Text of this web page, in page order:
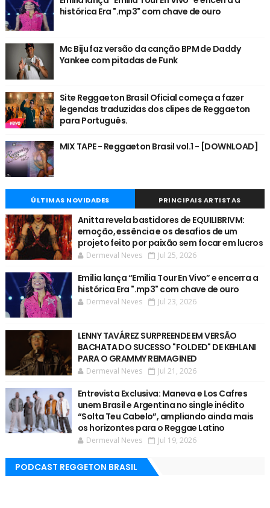
histórica Era ".mp3" com chave de ouro
Mc Biju faz versão da canção BPM de Daddy
Yankee com pitadas de Funk
Site Reggaeton Brasil Oficial começa a fazer
legendas traduzidas dos clipes de Reggaeton
para Português.
MIX TAPE - Reggaeton Brasil vol.1 - [DOWNLOAD]
ÚLTIMAS NOVIDADES PRINCIPAIS ARTISTAS
Anitta revela bastidores de EQUILIBRIVM:
emoção, essência e os desafios de um
projeto feito por paixão sem focar em lucros
Dermeval Neves Jul 25, 2026
Emilia lança “Emilia Tour En Vivo” e encerra a
histórica Era ".mp3" com chave de ouro
Dermeval Neves Jul 23, 2026
LENNY TAVÁREZ SURPREENDE EM VERSÃO
BACHATA DO SUCESSO "FOLDED" DE KEHLANI
PARA O GRAMMY REIMAGINED
Dermeval Neves Jul 21, 2026
Entrevista Exclusiva: Maneva e Los Cafres
unem Brasil e Argentina no single inédito
“Solta Teu Cabelo”, ampliando ainda mais
os horizontes para o Reggae Latino
Dermeval Neves Jul 19, 2026
PODCAST REGGETON BRASIL